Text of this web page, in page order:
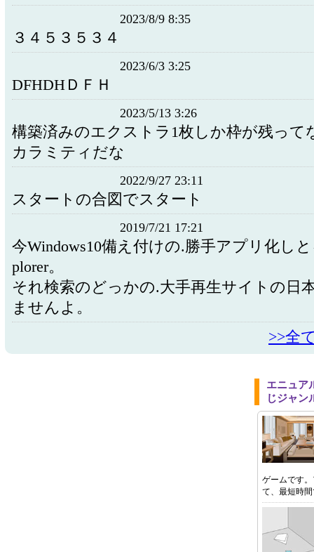
2023/8/9 8:35
３４５３５３４
2023/6/3 3:25
DFHDHＤＦＨ
2023/5/13 3:26
構築済みのエクストラ1枚しか枠が残って
カラミティだな
2022/9/27 23:11
スタートの合図でスタート
2019/7/21 17:21
今Windows10備え付けの.勝手アプリ化しと
plorer。
それ検索のどっかの.大手再生サイトの日
ませんよ。
>>全
エニュア
じジャン
ゲームです
て、最短時